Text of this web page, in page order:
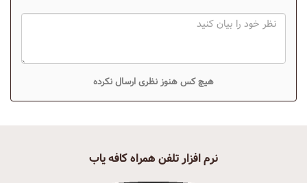
هیچ کس هنوز نظری ارسال نکرده
نرم افزار تلفن همراه کافه یاب